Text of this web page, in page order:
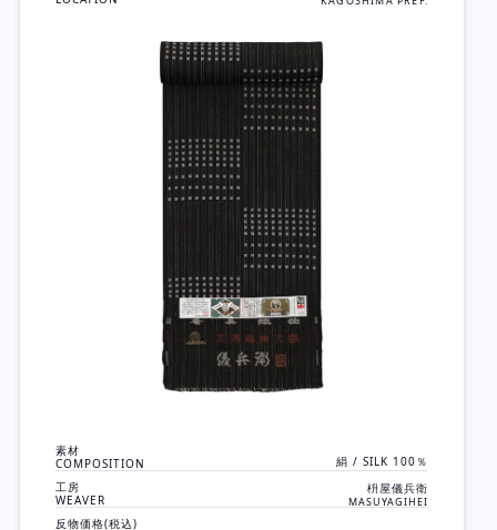
素材
COMPOSITION
絹 / SILK 100％
工房
WEAVER
枡屋儀兵衛
MASUYAGIHEI
反物価格(税込)